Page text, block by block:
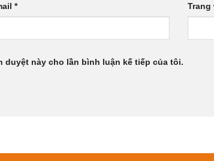
* Trang
duyệt này cho lần bình luận kế tiếp của tôi.